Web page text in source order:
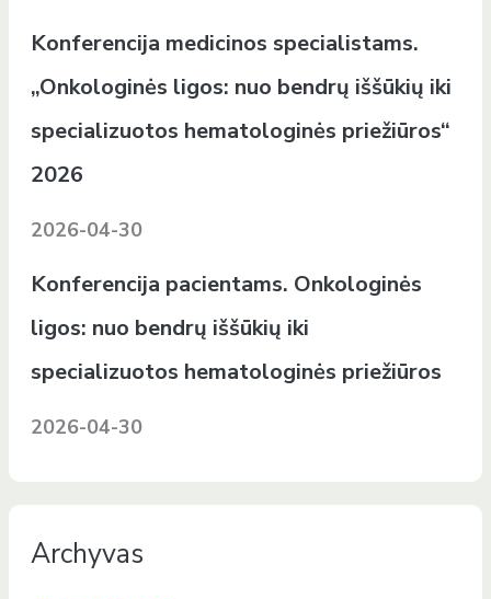
Konferencija medicinos specialistams.
„Onkologinės ligos: nuo bendrų iššūkių iki
specializuotos hematologinės priežiūros“
2026
2026-04-30
Konferencija pacientams. Onkologinės
ligos: nuo bendrų iššūkių iki
specializuotos hematologinės priežiūros
2026-04-30
Archyvas